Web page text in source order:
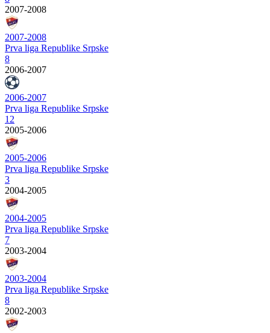
2007-2008
2007-2008
Prva liga Republike Srpske
8
2006-2007
2006-2007
Prva liga Republike Srpske
12
2005-2006
2005-2006
Prva liga Republike Srpske
3
2004-2005
2004-2005
Prva liga Republike Srpske
7
2003-2004
2003-2004
Prva liga Republike Srpske
8
2002-2003